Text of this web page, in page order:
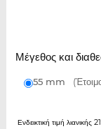
Μέγεθος και
55 mm
Ενδεικτική τιμή λιανικής